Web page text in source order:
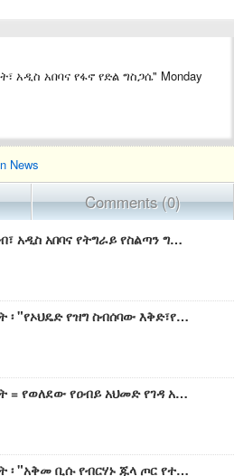
አዲስ አበባና የፋኖ የድል ግስጋሴ" Monday
News
Comments (0)
የተካደው ረሃብ፣ አዲስ አበባና የትግራይ የስልጣን ግብግብ - የኢትዮ 360 መረጃዎች
ቀጥታ ስርጭት ፡ "የኦህዴድ የዝግ ስብሰባው እቅድ፣የአዲስ አበባና የአማራ ህዝብ ትግል!" ፡ የኢትዮ 360 መረጃዎች
ቀጥታ ስርጭት = የወለደው የዐብይ አህመድ የገዳ አዳራሹ ዛቻ እና የፋኖ ግስጋሴ ! = የኢትዮ 360 መረጃዎች
ቀጥታ ስርጭት ፡ "አቅመ ቢሱ የብርሃኑ ጁላ ጦር የተስፋ መቁረጥ እርምጃና የፋኖ የድል ግስጋሴ" ፡ የኢትዮ 360 መረጃዎች